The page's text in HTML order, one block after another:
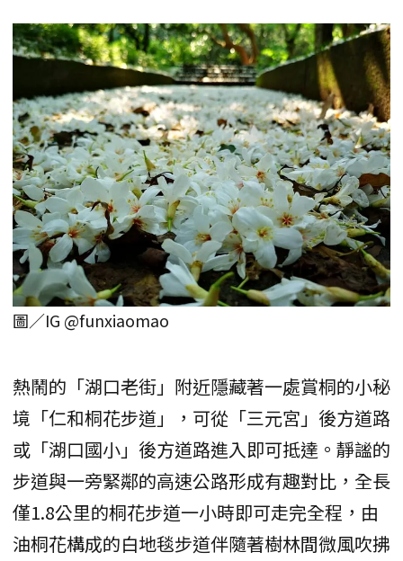
圖／IG @funxiaomao
熱鬧的「湖口老街」附近隱藏著一處賞桐的小秘
境「仁和桐花步道」，可從「三元宮」後方道路
或「湖口國小」後方道路進入即可抵達。靜謐的
步道與一旁緊鄰的高速公路形成有趣對比，全長
僅1.8公里的桐花步道一小時即可走完全程，由
油桐花構成的白地毯步道伴隨著樹林間微風吹拂